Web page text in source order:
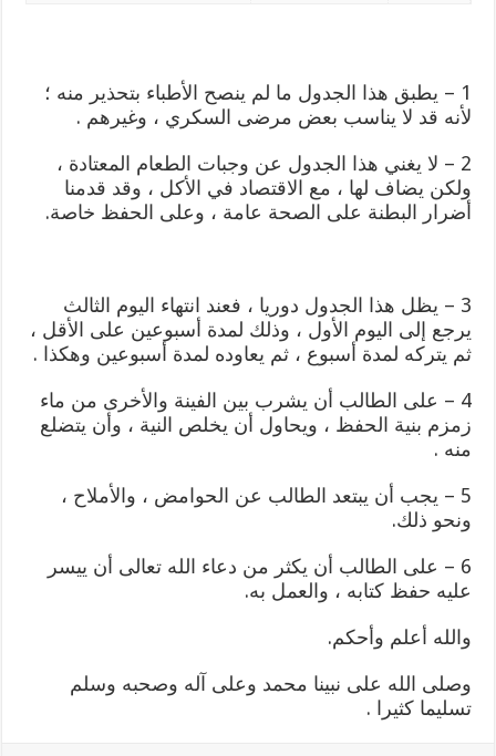
1 – يطبق هذا الجدول ما لم ينصح الأطباء بتحذير منه ؛
لأنه قد لا يناسب بعض مرضى السكري ، وغيرهم .
2 – لا يغني هذا الجدول عن وجبات الطعام المعتادة ،
ولكن يضاف لها ، مع الاقتصاد في الأكل ، وقد قدمنا
أضرار البطنة على الصحة عامة ، وعلى الحفظ خاصة.
3 – يظل هذا الجدول دوريا ، فعند انتهاء اليوم الثالث
يرجع إلى اليوم الأول ، وذلك لمدة أسبوعين على الأقل ،
ثم يتركه لمدة أسبوع ، ثم يعاوده لمدة أسبوعين وهكذا .
4 – على الطالب أن يشرب بين الفينة والأخرى من ماء
زمزم بنية الحفظ ، ويحاول أن يخلص النية ، وأن يتضلع
منه .
5 – يجب أن يبتعد الطالب عن الحوامض ، والأملاح ،
ونحو ذلك.
6 – على الطالب أن يكثر من دعاء الله تعالى أن ييسر
عليه حفظ كتابه ، والعمل به.
والله أعلم وأحكم.
وصلى الله على نبينا محمد وعلى آله وصحبه وسلم
تسليما كثيرا .